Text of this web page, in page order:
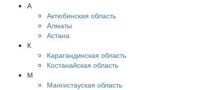
А
Актюбинская область
Алматы
Астана
К
Карагандинская область
Костанайская область
М
Мангистауская область